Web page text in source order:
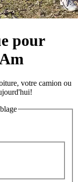
pour
votre camion ou